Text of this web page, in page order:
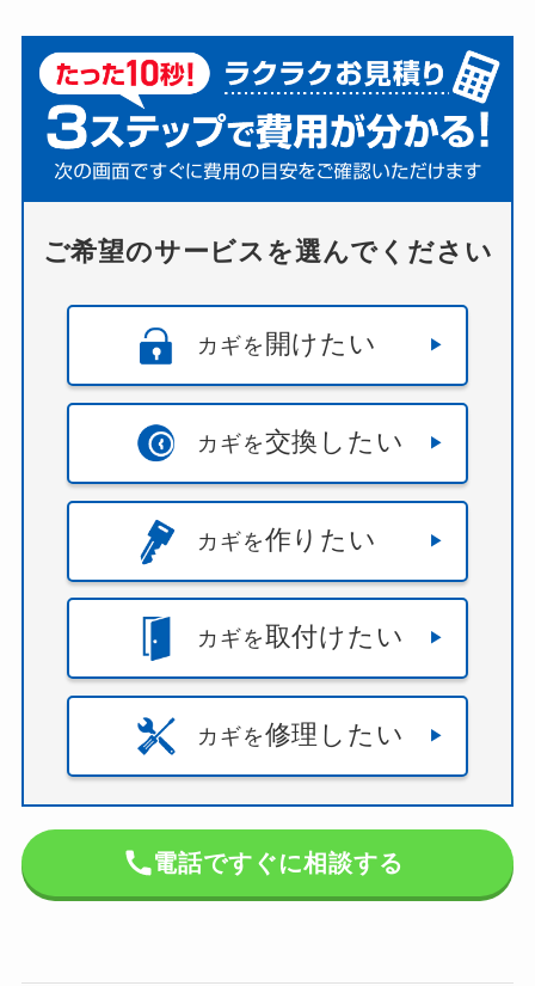
ご希望のサービスを選んでください
カギを 開けたい
カギを交換したい
カギを作りたい
カギを取付けたい
カギを修理したい
電話ですぐに相談する